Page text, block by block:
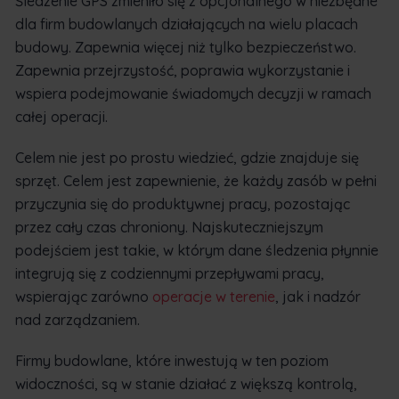
dla firm budowlanych działających na wielu placach
budowy. Zapewnia więcej niż tylko bezpieczeństwo.
Zapewnia przejrzystość, poprawia wykorzystanie i
wspiera podejmowanie świadomych decyzji w ramach
całej operacji.
Celem nie jest po prostu wiedzieć, gdzie znajduje się
sprzęt. Celem jest zapewnienie, że każdy zasób w pełni
przyczynia się do produktywnej pracy, pozostając
przez cały czas chroniony. Najskuteczniejszym
podejściem jest takie, w którym dane śledzenia płynnie
integrują się z codziennymi przepływami pracy,
wspierając zarówno operacje w terenie , jak i nadzór
nad zarządzaniem.
Firmy budowlane, które inwestują w ten poziom
widoczności, są w stanie działać z większą kontrolą,